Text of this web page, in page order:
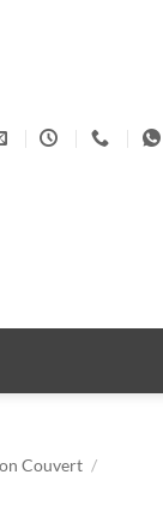
Couvert /